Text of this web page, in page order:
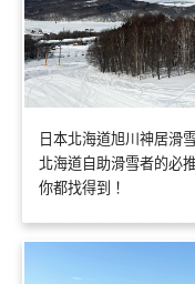
日本北海道旭川神居滑
北海道自助滑雪者的必
你都找得到！